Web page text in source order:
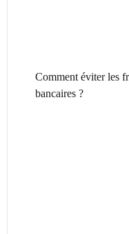
Comment éviter les
bancaires ?